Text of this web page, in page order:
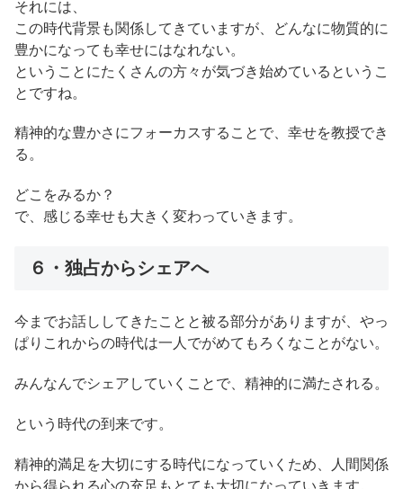
それには、
この時代背景も関係してきていますが、どんなに物質的に
豊かになっても幸せにはなれない。
ということにたくさんの方々が気づき始めているというこ
とですね。
精神的な豊かさにフォーカスすることで、幸せを教授でき
る。
どこをみるか？
で、感じる幸せも大きく変わっていきます。
６・独占からシェアへ
今までお話ししてきたことと被る部分がありますが、やっ
ぱりこれからの時代は一人でがめてもろくなことがない。
みんなんでシェアしていくことで、精神的に満たされる。
という時代の到来です。
精神的満足を大切にする時代になっていくため、人間関係
から得られる心の充足もとても大切になっていきます。